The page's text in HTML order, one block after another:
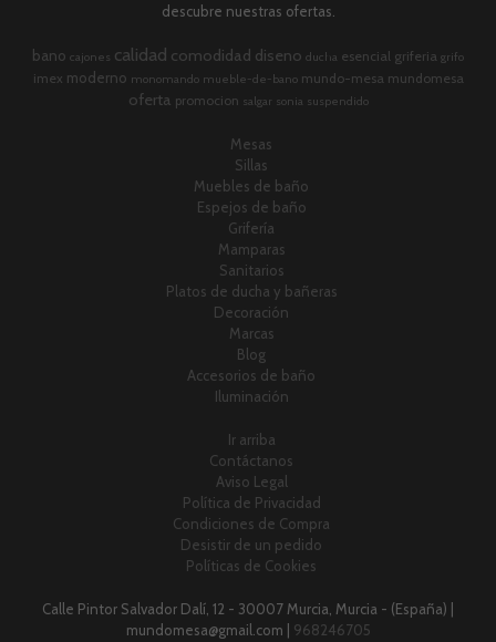
descubre nuestras ofertas.
bano cajones calidad comodidad diseno ducha esencial griferia grifo
imex moderno monomando mueble-de-bano mundo-mesa mundomesa
oferta promocion salgar sonia suspendido
Mesas
Sillas
Muebles de baño
Espejos de baño
Grifería
Mamparas
Sanitarios
Platos de ducha y bañeras
Decoración
Marcas
Blog
Accesorios de baño
Iluminación
Ir arriba
Contáctanos
Aviso Legal
Política de Privacidad
Condiciones de Compra
Desistir de un pedido
Políticas de Cookies
Calle Pintor Salvador Dalí, 12 - 30007 Murcia, Murcia - (España) |
mundomesa@gmail.com | 968246705